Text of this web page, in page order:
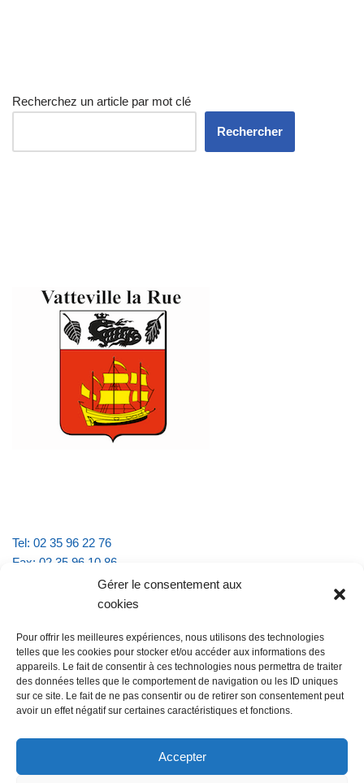
Gérer le consentement aux
cookies
Pour offrir les meilleures expériences, nous utilisons des technologies
telles que les cookies pour stocker et/ou accéder aux informations des
appareils. Le fait de consentir à ces technologies nous permettra de traiter
des données telles que le comportement de navigation ou les ID uniques
sur ce site. Le fait de ne pas consentir ou de retirer son consentement peut
avoir un effet négatif sur certaines caractéristiques et fonctions.
Accepter
Recherchez un article par mot clé
Rechercher
Tel: 02 35 96 22 76
Fax: 02 35 96 10 86
Email : mairie.vattevillelarue@wanadoo.fr
lundi et jeudi de 9h à 11h30
mardi et vendredi de 16h à 18h30